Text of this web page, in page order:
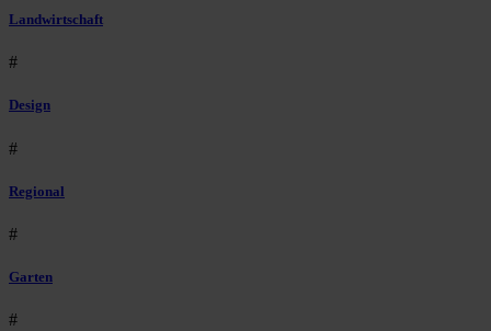
Landwirtschaft
#
Design
#
Regional
#
Garten
#